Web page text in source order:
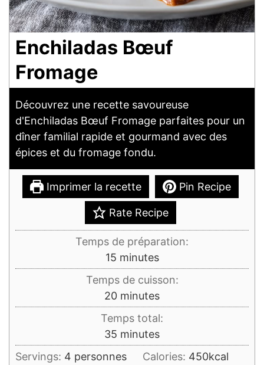
Enchiladas Bœuf
Fromage
Découvrez une recette savoureuse
d'Enchiladas Bœuf Fromage parfaites pour un
dîner familial rapide et gourmand avec des
épices et du fromage fondu.
Imprimer la recette Pin Recipe
Rate Recipe
Temps de préparation:
15minutes
minutes
Temps de cuisson:
20minutes
minutes
Temps total:
35 minutes
minutes
Servings: 4 personnes Calories: 450kcal